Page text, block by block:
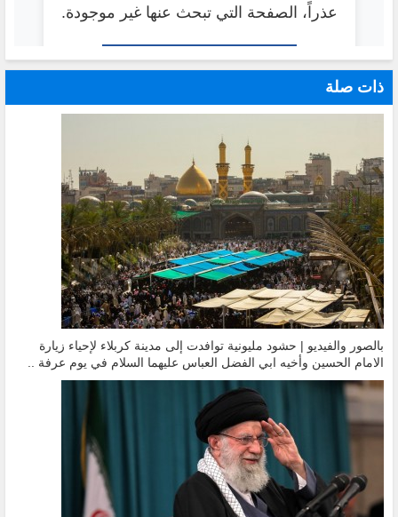
ذات صلة
بالصور والفيديو | حشود مليونية توافدت إلى مدينة كربلاء لإحياء زيارة
الامام الحسين وأخيه ابي الفضل العباس عليهما السلام في يوم عرفة ..